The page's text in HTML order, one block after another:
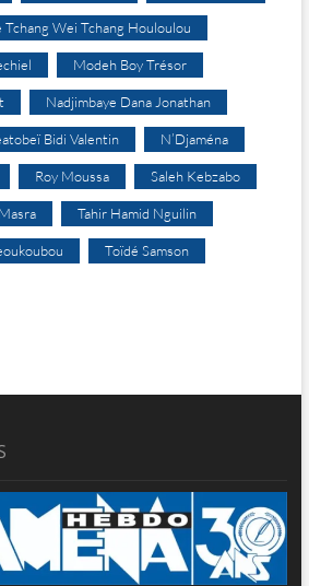
Tchang Wei Tchang Houloulou
Modeh Boy Trésor
Nadjimbaye Dana Jonathan
Bidi Valentin N’Djaména
Roy Moussa Saleh Kebzabo
Tahir Hamid Nguilin
Toïdé Samson